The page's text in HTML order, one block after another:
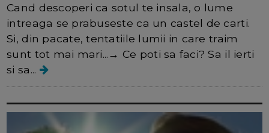
Cand descoperi ca sotul te insala, o lume
intreaga se prabuseste ca un castel de carti.
Si, din pacate, tentatiile lumii in care traim
sunt tot mai mari...→ Ce poti sa faci? Sa il ierti
si sa...